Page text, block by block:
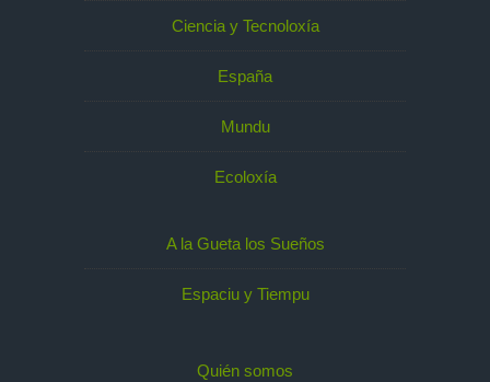
Ciencia y Tecnoloxía
España
Mundu
Ecoloxía
A la Gueta los Sueños
Espaciu y Tiempu
Quién somos